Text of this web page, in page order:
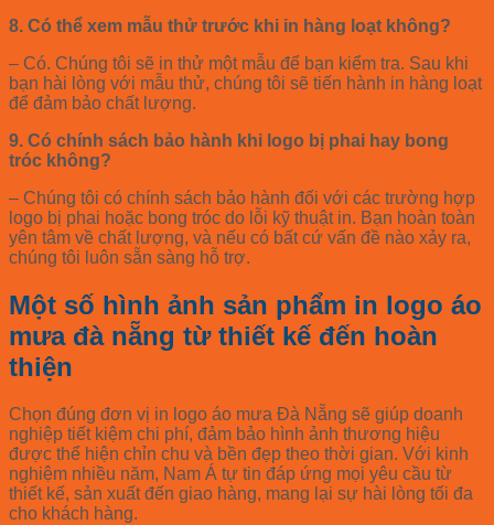
8. Có thể xem mẫu thử trước khi in hàng loạt không?
– Có. Chúng tôi sẽ in thử một mẫu để bạn kiểm tra. Sau khi
bạn hài lòng với mẫu thử, chúng tôi sẽ tiến hành in hàng loạt
để đảm bảo chất lượng.
9. Có chính sách bảo hành khi logo bị phai hay bong
tróc không?
– Chúng tôi có chính sách bảo hành đối với các trường hợp
logo bị phai hoặc bong tróc do lỗi kỹ thuật in. Bạn hoàn toàn
yên tâm về chất lượng, và nếu có bất cứ vấn đề nào xảy ra,
chúng tôi luôn sẵn sàng hỗ trợ.
Một số hình ảnh sản phẩm in logo áo
mưa đà nẵng từ thiết kế đến hoàn
thiện
Chọn đúng đơn vị in logo áo mưa Đà Nẵng sẽ giúp doanh
nghiệp tiết kiệm chi phí, đảm bảo hình ảnh thương hiệu
được thể hiện chỉn chu và bền đẹp theo thời gian. Với kinh
nghiệm nhiều năm, Nam Á tự tin đáp ứng mọi yêu cầu từ
thiết kế, sản xuất đến giao hàng, mang lại sự hài lòng tối đa
cho khách hàng.